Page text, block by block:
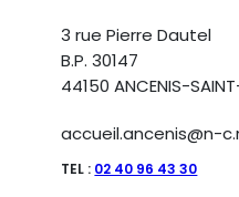
3 rue Pierre Dautel
B.P. 30147
44150 ANCENIS-
accueil.ancenis@n-
TEL : 02 40 96 43 30